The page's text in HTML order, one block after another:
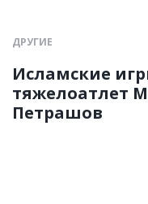
ДРУГИЕ
Исламские
тяжелоатлет
Петрашов